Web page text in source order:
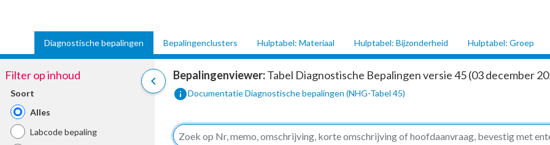
Diagnostische bepalingen Bepalingenclusters Hulptabel: Materiaal Hulptabel: Bijzonderheid Hulptabel: Groep
chevron_left
Filter op inhoud
Soort
Alles
Labcode bepaling
Bepalingenviewer:Tabel Diagnostische Bepalingen versie 45 (03 december
infoDocumentatie Diagnostische bepalingen (NHG-Tabel 45)